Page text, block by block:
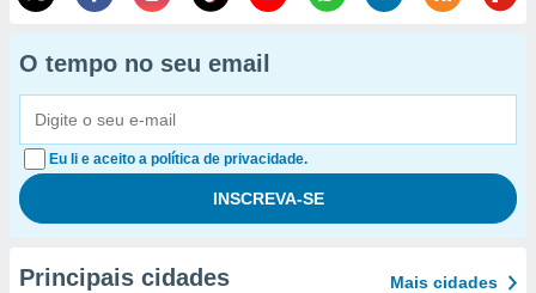
O tempo no seu email
Eu li e aceito a política de privacidade.
Principais cidades Mais cidades